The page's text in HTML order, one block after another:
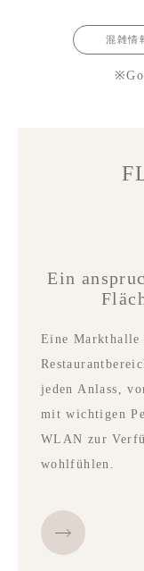
混雑情
Ein
Eine Markthalle
jeden Anlass,
mit wichtigen
WLAN zur
wohlfühlen.